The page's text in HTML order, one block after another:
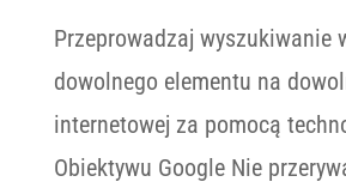
Przeprowadzaj wyszukiwanie
dowolnego elementu na
internetowej za pomocą
Obiektywu Google Nie